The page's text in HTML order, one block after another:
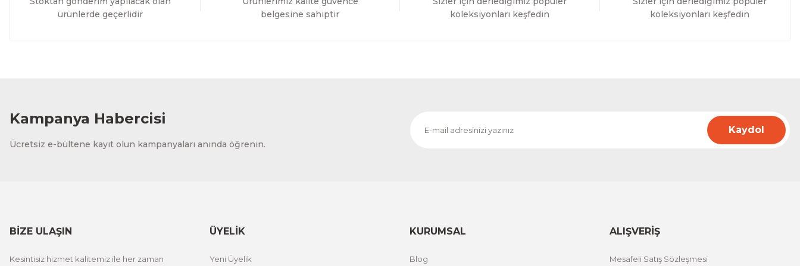
ürünlerde geçerlidir
belgesine sahiptir
koleksiyonları keşfedin
koleksiyonları keşfedin
Kampanya Habercisi
Ücretsiz e-bültene kayıt olun kampanyaları anında öğrenin.
Kaydol
BİZE ULAŞIN
Kesintisiz hizmet kalitemiz ile her zaman
ÜYELİK
Yeni Üyelik
KURUMSAL
Blog
ALIŞVERİŞ
Mesafeli Satış Sözleşmesi